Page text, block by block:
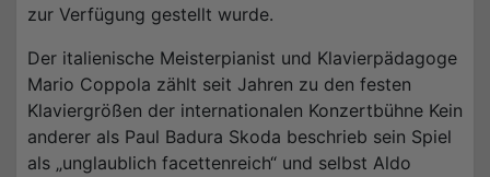
zur Verfügung gestellt wurde.
Der italienische Meisterpianist und Klavierpädagoge
Mario Coppola zählt seit Jahren zu den festen
Klaviergrößen der internationalen Konzertbühne Kein
anderer als Paul Badura Skoda beschrieb sein Spiel
als „unglaublich facettenreich“ und selbst Aldo